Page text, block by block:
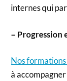
internes qui
– Progression
Nos
à